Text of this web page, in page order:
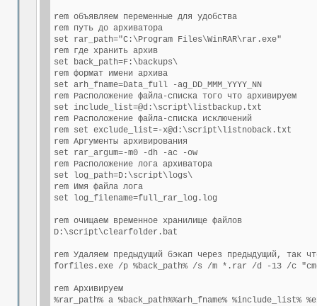
rem объявляем переменные для удобства
rem путь до архиватора
set rar_path="C:\Program Files\WinRAR\rar.exe"
rem где хранить архив
set back_path=F:\backups\
rem формат имени архива
set arh_fname=Data_full -ag_DD_MMM_YYYY_NN
rem Расположение файла-списка того что архивируем
set include_list=@d:\script\listbackup.txt
rem Расположение файла-списка исключений
rem set exclude_list=-x@d:\script\listnoback.txt
rem Аргументы архивирования
set rar_argum=-m0 -dh -ac -ow
rem Расположение лога архиватора
set log_path=D:\script\logs\
rem Имя файла лога
set log_filename=full_rar_log.log
rem очищаем временное хранилище файлов
D:\script\clearfolder.bat
rem Удаляем предыдущий бэкап через предыдущий, так
forfiles.exe /p %back_path% /s /m *.rar /d -13 /c "cmd
rem Архивируем
%rar_path% a %back_path%%arh_fname% %include_list%